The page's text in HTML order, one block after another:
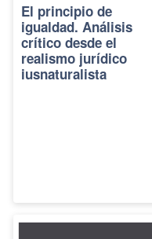
El principio de
igualdad. Análisis
crítico desde el
realismo jurídico
iusnaturalista